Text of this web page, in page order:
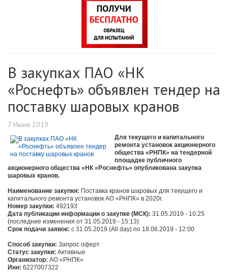
В закупках ПАО «НК
«Роснефть» объявлен тендер на
поставку шаровых кранов
7 Июня 2019
Для текущего и капитального
ремонта установок акционерного
общества «РНПК» на тендерной
площадке публичного
акционерного общества «НК «Роснефть» опубликована закупка
шаровых кранов.
Наименование закупки: Поставка кранов шаровых для текущего и
капитального ремонта установок АО «РНПК» в 2020г.
Номер закупки: 492193
Дата публикации информации о закупке (МСК): 31.05.2019 - 10:25
(последние изменения от 31.05.2019 - 15:13)
Срок подачи заявок: c 31.05.2019 (All day) по 18.06.2019 - 12:00
Способ закупки: Запрос оферт
Статус закупки: Активные
Организатор: АО «РНПК»
Инн: 6227007322